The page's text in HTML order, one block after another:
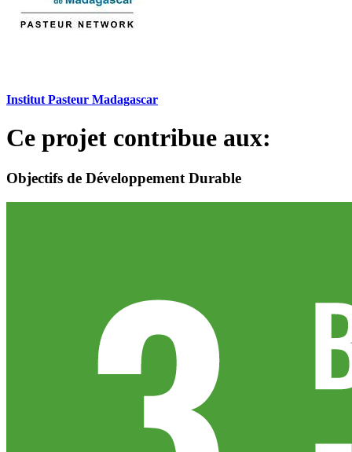
Institut Pasteur Madagascar
Ce projet contribue aux:
Objectifs de Développement Durable